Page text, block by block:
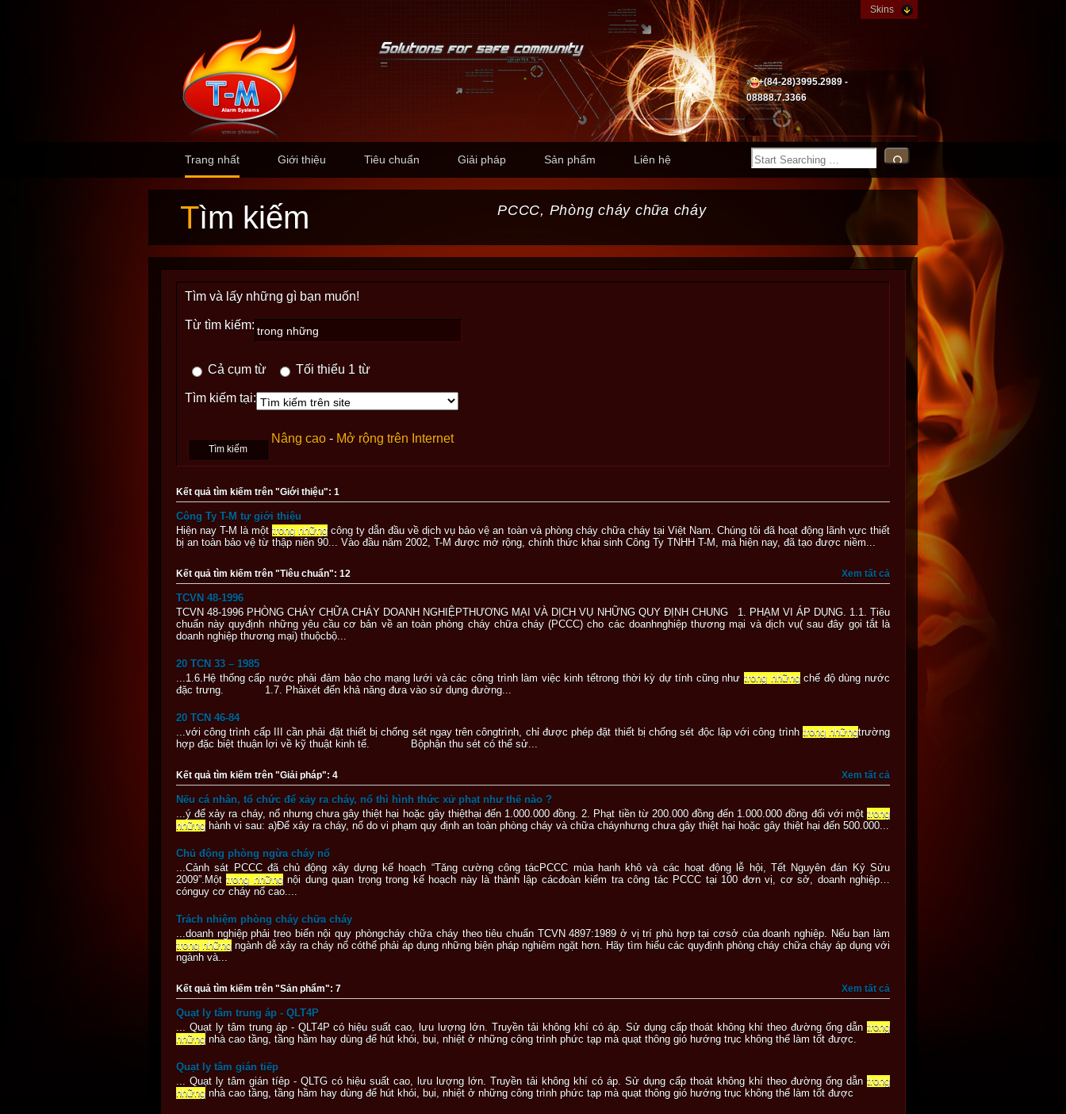
Skins
+(84-28)3995.2989 -
08888.7.3366
Trang nhất Giới thiệu Tiêu chuẩn Giải pháp Sản phẩm Liên hệ
Tìm kiếm PCCC, Phòng cháy chữa cháy
Tìm và lấy những gì bạn muốn!
Từ tìm kiếm:
Cả cụm từ Tối thiểu 1 từ
Tìm kiếm tại:
Nâng cao - Mở rộng trên Internet
Kết quả tìm kiếm trên "Giới thiệu": 1
Công Ty T-M tự giới thiệu
Hiện nay T-M là mộttrong những công ty dẫn đầu về dịch vụ bảo vệ an toàn và phòng cháy chữa cháy tại Việt Nam. Chúng tôi đã hoạt động lãnh vực thiết
bị an toàn bảo vệ từ thập niên 90... Vào đầu năm 2002, T-M được mở rộng, chính thức khai sinh Công Ty TNHH T-M, mà hiện nay, đã tạo được niềm...
Xem tất cả
Kết quả tìm kiếm trên "Tiêu chuẩn": 12
TCVN 48-1996
TCVN 48-1996 PHÒNG CHÁY CHỮA CHÁY DOANH NGHIỆPTHƯƠNG MẠI VÀ DỊCH VỤ NHỮNG QUY ĐỊNH CHUNG 1. PHẠM VI ÁP DỤNG. 1.1. Tiêu
chuẩn này quyđịnh những yêu cầu cơ bản về an toàn phòng cháy chữa cháy (PCCC) cho các doanhnghiệp thương mại và dịch vụ( sau đây gọi tắt là
doanh nghiệp thương mại) thuộcbộ...
20 TCN 33 – 1985
...1.6.Hệ thống cấp nước phải đảm bảo cho mạng lưới và các công trình làm việc kinh tếtrong thời kỳ dự tính cũng nhưtrong nhữngchế độ dùng nước
đặc trưng. 1.7. Phảixét đến khả năng đưa vào sử dụng đường...
20 TCN 46-84
...với công trình cấp III cần phải đặt thiết bị chống sét ngay trên côngtrình, chỉ được phép đặt thiết bị chống sét độc lập với công trình trong nhữngtrường
hợp đặc biệt thuận lợi về kỹ thuật kinh tế. Bộphận thu sét có thể sử...
Xem tất cả
Kết quả tìm kiếm trên "Giải pháp": 4
Nếu cá nhân, tổ chức để xảy ra cháy, nổ thì hình thức xử phạt như thế nào ?
...ý để xảy ra cháy, nổ nhưng chưa gây thiệt hại hoặc gây thiệthại đến 1.000.000 đồng. 2. Phạt tiền từ 200.000 đồng đến 1.000.000 đồng đối với một trong
những hành vi sau: a)Để xảy ra cháy, nổ do vi phạm quy định an toàn phòng cháy và chữa cháynhưng chưa gây thiệt hại hoặc gây thiệt hại đến 500.000...
Chủ động phòng ngừa cháy nổ
...Cảnh sát PCCC đã chủ động xây dựng kế hoạch “Tăng cường công tácPCCC mùa hanh khô và các hoạt động lễ hội, Tết Nguyên đán Kỷ Sửu
2009”.Mộttrong nhữngnội dung quan trọng trong kế hoạch này là thành lập cácđoàn kiểm tra công tác PCCC tại 100 đơn vị, cơ sở, doanh nghiệp…
cónguy cơ cháy nổ cao....
Trách nhiệm phòng cháy chữa cháy
...doanh nghiệp phải treo biển nội quy phòngcháy chữa cháy theo tiêu chuẩn TCVN 4897:1989 ở vị trí phù hợp tại cơsở của doanh nghiệp. Nếu bạn làm
trong những ngành dễ xảy ra cháy nổ cóthể phải áp dụng những biện pháp nghiêm ngặt hơn. Hãy tìm hiểu các quyđịnh phòng cháy chữa cháy áp dụng với
ngành và...
Xem tất cả
Kết quả tìm kiếm trên "Sản phẩm": 7
Quạt ly tâm trung áp - QLT4P
... Quạt ly tâm trung áp - QLT4P có hiệu suất cao, lưu lượng lớn. Truyền tải không khí có áp. Sử dụng cấp thoát không khí theo đường ống dẫn trong
những nhà cao tầng, tầng hầm hay dùng để hút khói, bụi, nhiệt ở những công trình phức tạp mà quạt thông gió hướng trục không thể làm tốt được.
Quạt ly tâm gián tiếp
... Quạt ly tâm gián tíêp - QLTG có hiệu suất cao, lưu lượng lớn. Truyền tải không khí có áp. Sử dụng cấp thoát không khí theo đường ống dẫn trong
những nhà cao tầng, tầng hầm hay dùng để hút khói, bụi, nhiệt ở những công trình phức tạp mà quạt thông gió hướng trục không thể làm tốt được